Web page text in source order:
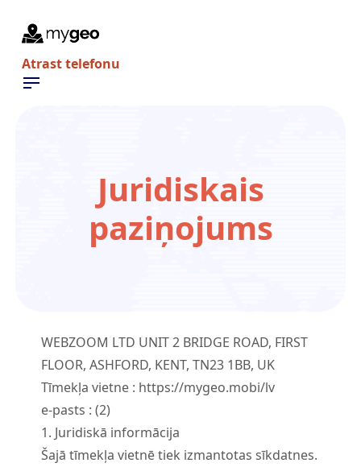
Atrast telefonu
Juridiskais
paziņojums
WEBZOOM LTD UNIT 2 BRIDGE ROAD, FIRST
FLOOR, ASHFORD, KENT, TN23 1BB, UK
Tīmekļa vietne : https://mygeo.mobi/lv
e-pasts : (2)
1. Juridiskā informācija
Šajā tīmekļa vietnē tiek izmantotas sīkdatnes.